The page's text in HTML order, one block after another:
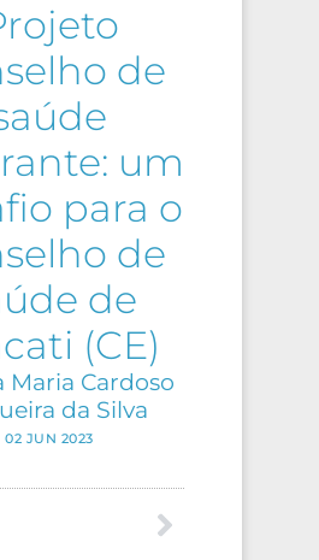
de
um
para o
de
de
(CE)
Maria Cardoso
da Silva
02 JUN 2023